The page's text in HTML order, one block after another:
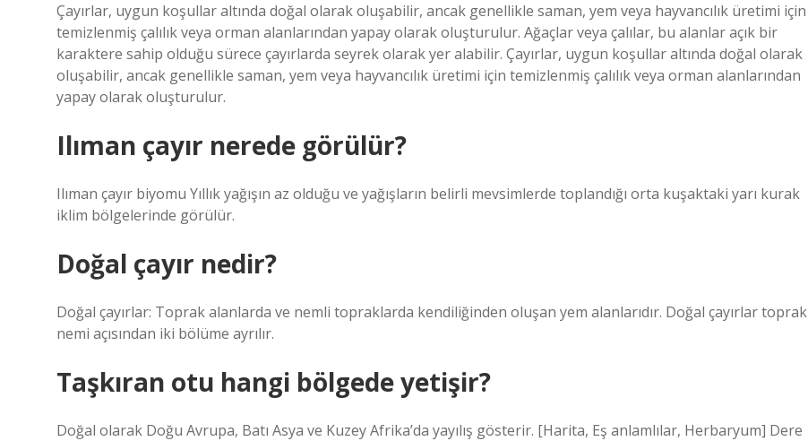
Çayırlar, uygun koşullar altında doğal olarak oluşabilir, ancak genellikle saman, yem veya hayvancılık üretimi için
temizlenmiş çalılık veya orman alanlarından yapay olarak oluşturulur. Ağaçlar veya çalılar, bu alanlar açık bir
karaktere sahip olduğu sürece çayırlarda seyrek olarak yer alabilir. Çayırlar, uygun koşullar altında doğal olarak
oluşabilir, ancak genellikle saman, yem veya hayvancılık üretimi için temizlenmiş çalılık veya orman alanlarından
yapay olarak oluşturulur.
Ilıman çayır nerede görülür?
Ilıman çayır biyomu Yıllık yağışın az olduğu ve yağışların belirli mevsimlerde toplandığı orta kuşaktaki yarı kurak
iklim bölgelerinde görülür.
Doğal çayır nedir?
Doğal çayırlar: Toprak alanlarda ve nemli topraklarda kendiliğinden oluşan yem alanlarıdır. Doğal çayırlar toprak
nemi açısından iki bölüme ayrılır.
Taşkıran otu hangi bölgede yetişir?
Doğal olarak Doğu Avrupa, Batı Asya ve Kuzey Afrika’da yayılış gösterir. [Harita, Eş anlamlılar, Herbaryum] Dere